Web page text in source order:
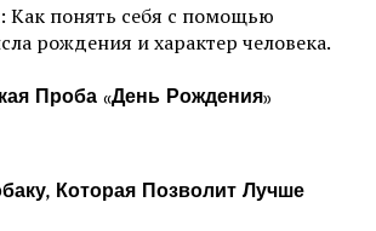
Как понять себя с помощью
рождения и характер человека.
Проба «День Рождения»
Которая Позволит Лучше